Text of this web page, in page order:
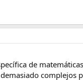
de
complejos